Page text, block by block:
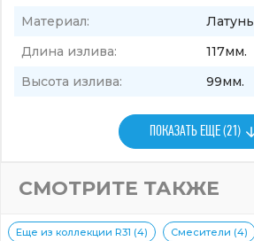
Материал:
Латунь
Длина излива:
117мм.
Высота излива:
99мм.
ПОКАЗАТЬ ЕЩЕ (21)
СМОТРИТЕ ТАКЖЕ
Еще из коллекции R31 (4) Смесители (4)